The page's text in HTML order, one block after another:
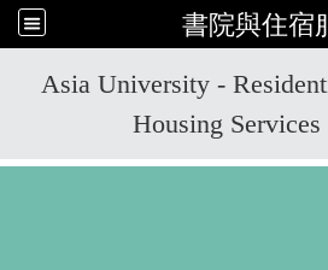
書院與住宿
Asia University -
Housing Services